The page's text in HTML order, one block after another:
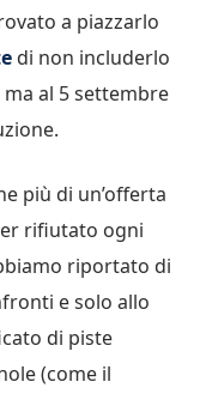
a piazzarlo
di non includerlo
al 5 settembre
più di un’offerta
rifiutato ogni
riportato di
e solo allo
di piste
(come il